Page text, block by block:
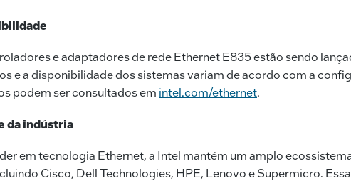
e adaptadores de rede Ethernet E835 estão sendo
e a disponibilidade dos sistemas variam de acordo com a
podem ser consultados em intel.com/ethernet.
da indústria
em tecnologia Ethernet, a Intel mantém um amplo
Cisco, Dell Technologies, HPE, Lenovo e Supermicro.